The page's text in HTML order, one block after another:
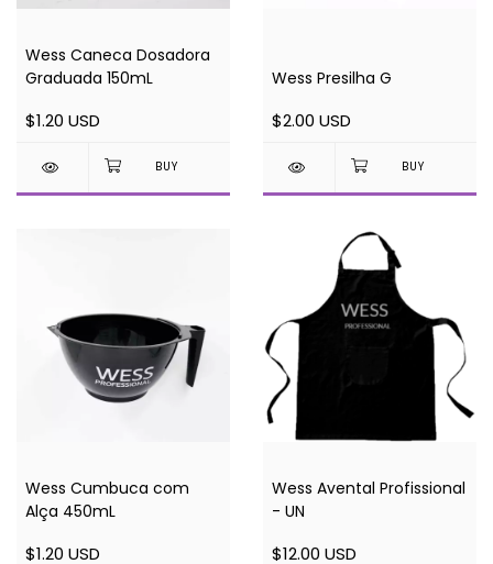
Wess Caneca Dosadora
Graduada 150mL
$1.20 USD
Wess Presilha G
$2.00 USD
Wess Cumbuca com
Alça 450mL
$1.20 USD
Wess Avental Profissional
- UN
$12.00 USD